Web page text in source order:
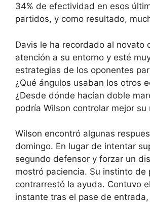
34% de efectividad en esos
partidos, y como resultado,
Davis le ha recordado al novato
atención a su entorno y esté
estrategias de los oponentes
¿Qué ángulos usaban los otros
¿Desde dónde hacían doble
podría Wilson controlar mejor su
Wilson encontró algunas
domingo. En lugar de intentar
segundo defensor y forzar un
mostró paciencia. Su instinto de
contrarrestó la ayuda. Contuvo
instante tras el pase de